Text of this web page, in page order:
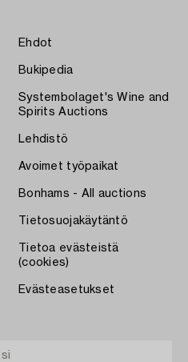
Ehdot
Bukipedia
Systembolaget's Wine and
Spirits Auctions
Lehdistö
Avoimet työpaikat
Bonhams - All auctions
Tietosuojakäytäntö
Tietoa evästeistä
(cookies)
Evästeasetukset